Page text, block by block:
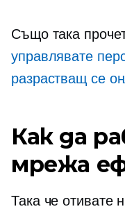
Също така
управлявате
разрастващ се
Как да
мрежа
Така че отивате